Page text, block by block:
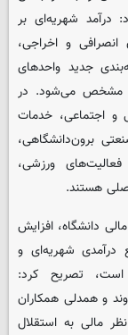
درآمد شهریه‌ای بر
انصرافی و اخراجی،
جدید واحدهای
مشخص می‌شود. در
و اجتماعی، خدمات
برون‌دانشگاهی،
ورزشی،
هستند.
دانشگاه، افزایش
درآمدی شهریه‌ای و
است، تصریح کرد:
و همدلی همکاران
مالی به استقلال